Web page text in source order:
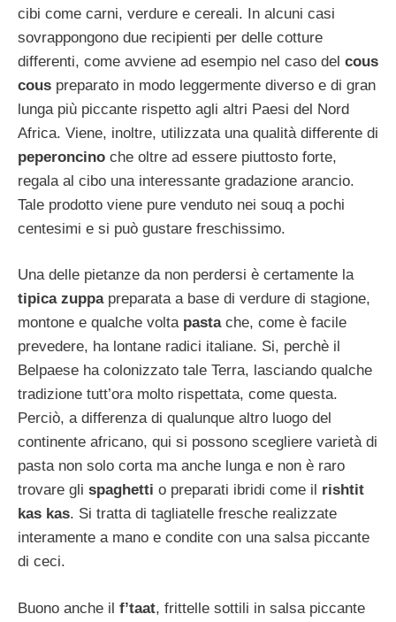
cibi come carni, verdure e cereali. In alcuni casi
sovrappongono due recipienti per delle cotture
differenti, come avviene ad esempio nel caso del cous
cous preparato in modo leggermente diverso e di gran
lunga più piccante rispetto agli altri Paesi del Nord
Africa. Viene, inoltre, utilizzata una qualità differente di
peperoncino che oltre ad essere piuttosto forte,
regala al cibo una interessante gradazione arancio.
Tale prodotto viene pure venduto nei souq a pochi
centesimi e si può gustare freschissimo.
Una delle pietanze da non perdersi è certamente la
tipica zuppapreparata a base di verdure di stagione,
montone e qualche voltapastache, come è facile
prevedere, ha lontane radici italiane. Si, perchè il
Belpaese ha colonizzato tale Terra, lasciando qualche
tradizione tutt’ora molto rispettata, come questa.
Perciò, a differenza di qualunque altro luogo del
continente africano, qui si possono scegliere varietà di
pasta non solo corta ma anche lunga e non è raro
trovare gli spaghetti o preparati ibridi come il rishtit
kas kas. Si tratta di tagliatelle fresche realizzate
interamente a mano e condite con una salsa piccante
di ceci.
Buono anche il f’taat, frittelle sottili in salsa piccante